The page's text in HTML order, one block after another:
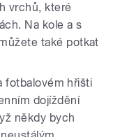
vrchů, které
Na kole a s
také potkat
fotbalovém hřišti
dojíždění
někdy bych